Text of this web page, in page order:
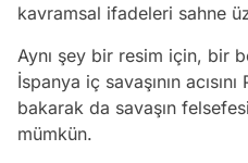
kavramsal ifadeleri sahne
Aynı şey bir resim için, bir
İspanya iç savaşının acısını
bakarak da savaşın
mümkün.